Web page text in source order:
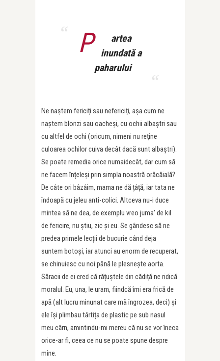
P
artea
inundată a
paharului
Ne naștem fericiți sau nefericiți, așa cum ne
naștem blonzi sau oacheși, cu ochii albaștri sau
cu altfel de ochi (oricum, nimeni nu reține
culoarea ochilor cuiva decât dacă sunt albaștri).
Se poate remedia orice numaidecât, dar cum să
ne facem înțeleși prin simpla noastră orăcăială?
De câte ori bâzâim, mama ne dă țâță, iar tata ne
îndoapă cu jeleu anti-colici. Altceva nu-i duce
mintea să ne dea, de exemplu vreo juma’ de kil
de fericire, nu știu, zic și eu. Se gândesc să ne
predea primele lecții de bucurie când deja
suntem botoși, iar atunci au enorm de recuperat,
se chinuiesc cu noi până le plesnește aorta.
Săracii de ei cred că rățuștele din cădiță ne ridică
moralul. Eu, una, le uram, fiindcă îmi era frică de
apă (alt lucru minunat care mă îngrozea, deci) și
ele își plimbau târtița de plastic pe sub nasul
meu cârn, amintindu-mi mereu că nu se vor îneca
orice-ar fi, ceea ce nu se poate spune despre
mine.